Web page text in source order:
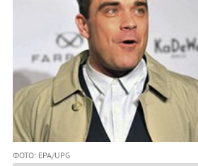
ФОТО: EPA/UPG